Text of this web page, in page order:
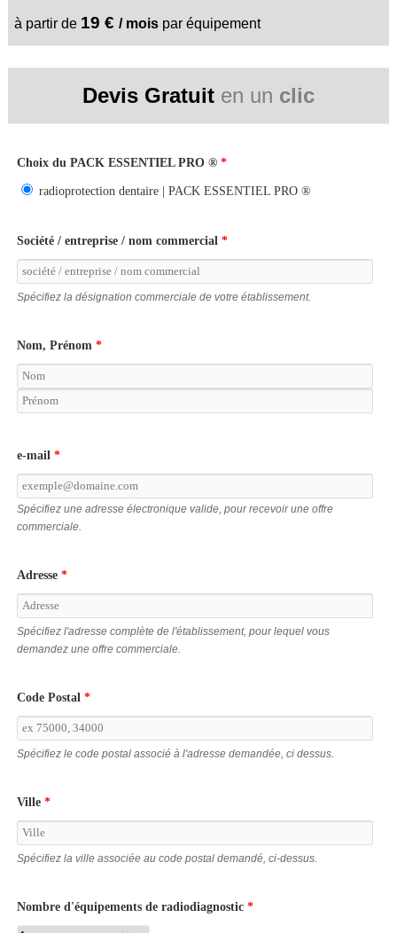
à partir de 19 € / moispar équipement
Devis Gratuit en un clic
Choix du PACK ESSENTIEL PRO ® *
radioprotection dentaire | PACK ESSENTIEL PRO ®
Société / entreprise / nom commercial *
Spécifiez la désignation commerciale de votre établissement.
Nom, Prénom *
e-mail *
Spécifiez une adresse électronique valide, pour recevoir une offre
commerciale.
Adresse *
Spécifiez l'adresse complète de l'établissement, pour lequel vous
demandez une offre commerciale.
Code Postal *
Spécifiez le code postal associé à l'adresse demandée, ci dessus.
Ville *
Spécifiez la ville associée au code postal demandé, ci-dessus.
Nombre d'équipements de radiodiagnostic *